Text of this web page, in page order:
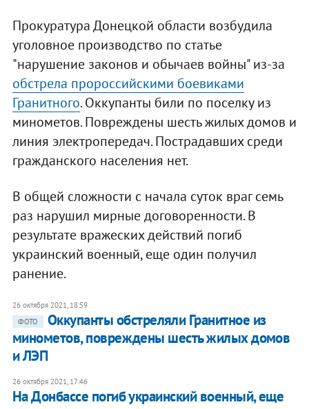
Прокуратура Донецкой области возбудила
уголовное производство по статье
"нарушение законов и обычаев войны" из-за
обстрела пророссийскими боевиками
Гранитного. Оккупанты били по поселку из
минометов. Повреждены шесть жилых домов и
линия электропередач. Пострадавших среди
гражданского населения нет.
В общей сложности с начала суток враг семь
раз нарушил мирные договоренности. В
результате вражеских действий погиб
украинский военный, еще один получил
ранение.
26 октября 2021, 18:59
ФОТО
Оккупанты обстреляли Гранитное из
минометов, повреждены шесть жилых домов
и ЛЭП
26 октября 2021, 17:46
На Донбассе погиб украинский военный, еще